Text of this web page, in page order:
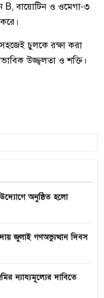
B, বায়োটিন ও ওমেগা-৩
চুলকে রক্ষা করা
উজ্জ্বলতা ও শক্তি।
উদ্যোগে অনুষ্ঠিত হলো
জুলাই গণঅভ্যুত্থান দিবস
ন্যায্যমূল্যের দাবিতে